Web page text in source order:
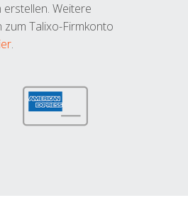
erstellen. Weitere
Talixo-Firmkonto
.